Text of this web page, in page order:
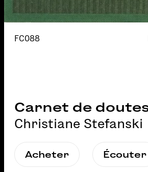
FC088
Carnet de
Christiane Stefanski
Acheter Écouter